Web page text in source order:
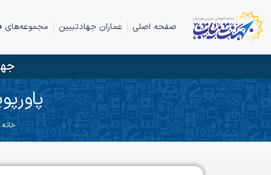
صفحه اصلی عماران جهادتبیین مجموعه‌های
خانه